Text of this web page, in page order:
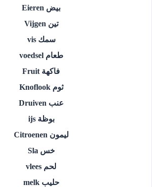
بيض Eieren
تين Vijgen
سمك vis
طعام voedsel
فاكهة Fruit
ثوم Knoflook
عنب Druiven
بوظة ijs
ليمون Citroenen
خس Sla
لحم vlees
حليب melk